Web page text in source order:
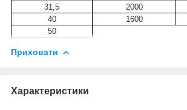
31,5
2000
40
1600
50
Приховати
Характеристики